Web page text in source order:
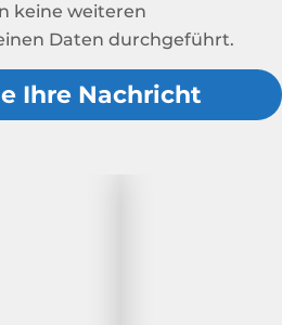
keine weiteren
Daten durchgeführt.
Ihre Nachricht